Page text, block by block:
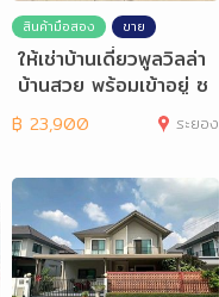
สินค้ามือสอง ขาย
ให้เช่าบ้านเดี่ยวพูลวิลล่า
บ้านสวย พร้อมเข้าอยู่ ซ
อย5
฿ 23,900 ระยอง